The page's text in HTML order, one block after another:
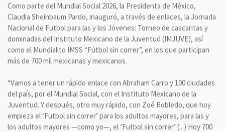
Como parte del Mundial Social 2026, la Presidenta de México,
Claudia Sheinbaum Pardo, inauguró, a través de enlaces, la Jornada
Nacional de Futbol para las y los Jóvenes: Torneo de cascaritas y
dominadas del Instituto Mexicano de la Juventud (IMJUVE), así
como el Mundialito IMSS “Fútbol sin correr”, en los que participan
más de 700 mil mexicanas y mexicanos.
“Vamos a tener un rápido enlace con Abraham Carro y 100 ciudades
del país, por el Mundial Social, con el Instituto Mexicano de la
Juventud. Y después, otro muy rápido, con Zoé Robledo, que hoy
empieza el ‘Futbol sin correr’ para los adultos mayores, para las y
los adultos mayores —como yo—, el ‘Futbol sin correr’ (...) Hoy 700